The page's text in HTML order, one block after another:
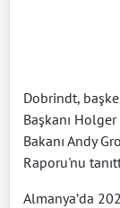
Dobrindt,
Başkanı
Bakanı Andy
Raporu'nu
Almanya’da